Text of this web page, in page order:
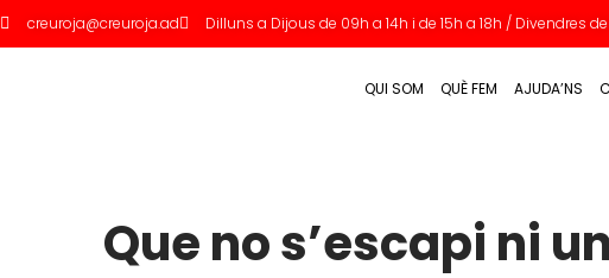
creuroja@creuroja.ad Dilluns a Dijous de 09h a 14h i de 15h a 18h / Divendres
QUI SOM QUÈ FEM AJUDA’NS
Que no s’escapi ni